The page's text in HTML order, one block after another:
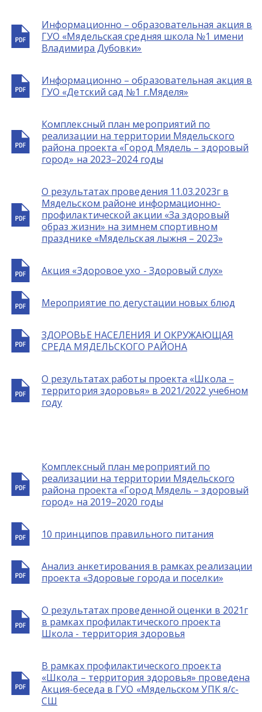
Информационно – образовательная акция в
ГУО «Мядельская средняя школа №1 имени
Владимира Дубовки»
Информационно – образовательная акция в
ГУО «Детский сад №1 г.Мяделя»
Комплексный план мероприятий по
реализации на территории Мядельского
района проекта «Город Мядель – здоровый
город» на 2023–2024 годы
О результатах проведения 11.03.2023г в
Мядельском районе информационно-
профилактической акции «За здоровый
образ жизни» на зимнем спортивном
празднике «Мядельская лыжня – 2023»
Акция «Здоровое ухо - Здоровый слух»
Мероприятие по дегустации новых блюд
ЗДОРОВЬЕ НАСЕЛЕНИЯ И ОКРУЖАЮЩАЯ
СРЕДА МЯДЕЛЬСКОГО РАЙОНА
О результатах работы проекта «Школа –
территория здоровья» в 2021/2022 учебном
году
Комплексный план мероприятий по
реализации на территории Мядельского
района проекта «Город Мядель – здоровый
город» на 2019–2020 годы
10 принципов правильного питания
Анализ анкетирования в рамках реализации
проекта «Здоровые города и поселки»
О результатах проведенной оценки в 2021г
в рамках профилактического проекта
Школа - территория здоровья
В рамках профилактического проекта
«Школа – территория здоровья» проведена
Акция-беседа в ГУО «Мядельском УПК я/с-
СШ